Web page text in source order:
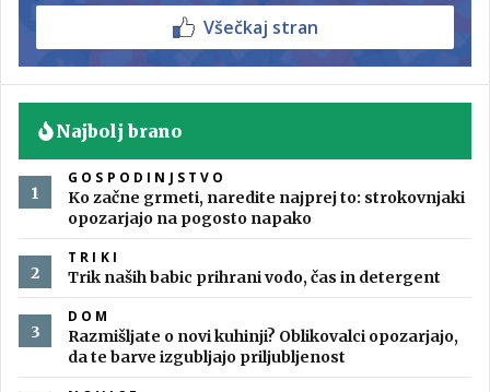
Všečkaj stran
Najbolj brano
GOSPODINJSTVO
Ko začne grmeti, naredite najprej to: strokovnjaki
opozarjajo na pogosto napako
TRIKI
Trik naših babic prihrani vodo, čas in detergent
DOM
Razmišljate o novi kuhinji? Oblikovalci opozarjajo,
da te barve izgubljajo priljubljenost